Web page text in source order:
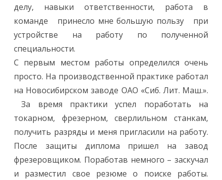
делу, навыки ответственности, работа в
команде принесло мне большую пользу при
устройстве на работу по полученной
специальности.
С первым местом работы определился очень
просто. На производственной практике работал
на Новосибирском заводе ОАО «Сиб. Лит. Маш.».
За время практики успел поработать на
токарном, фрезерном, сверлильном станкам,
получить разряды и меня пригласили на работу.
После защиты диплома пришел на завод
фрезеровщиком. Поработав немного – заскучал
и разместил свое резюме о поиске работы.